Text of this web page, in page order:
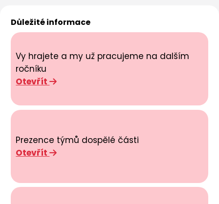
Důležité informace
Vy hrajete a my už pracujeme na dalším
ročníku
Otevřít
Prezence týmů dospělé části
Otevřít